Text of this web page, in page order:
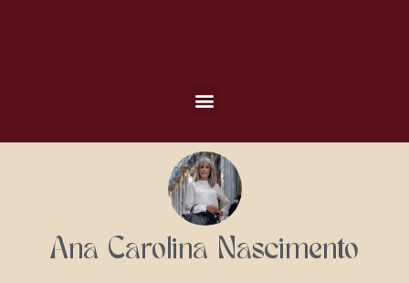
Ana Carolina Nascimento